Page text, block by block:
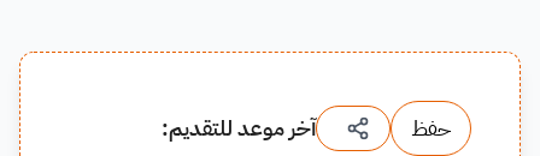
حفظ آخر موعد للتقديم: